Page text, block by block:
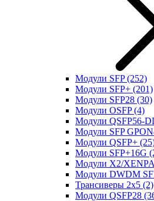
Модули SFP(252)
Модули SFP+ (201)
Модули SFP28 (30)
Модули OSFP(4)
Модули QSFP56-
Модули SFP
Модули QSFP+
Модули SFP+16G
Модули X2/
Модули DWDM
Трансиверы 2x5 (2)
Модули QSFP28